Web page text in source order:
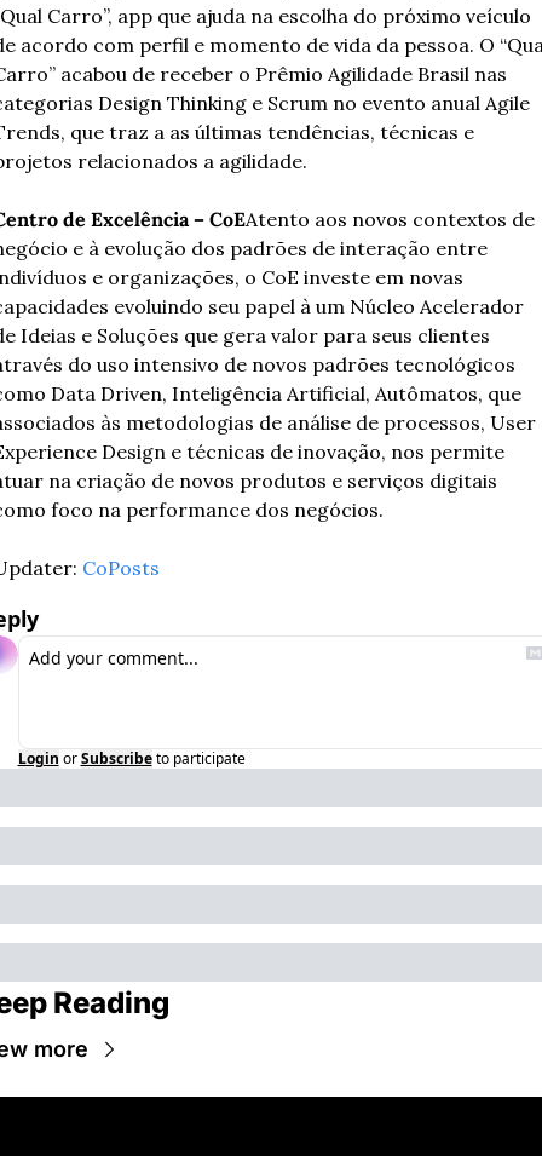
Carro”, app que ajuda na escolha do próximo veículo
acordo com perfil e momento de vida da pessoa. O
acabou de receber o Prêmio Agilidade Brasil nas
Design Thinking e Scrum no evento anual Agile
que traz a as últimas tendências, técnicas e
relacionados a agilidade.
de Excelência – CoEAtento aos novos contextos de
e à evolução dos padrões de interação entre
e organizações, o CoE investe em novas
evoluindo seu papel à um Núcleo Acelerador
Ideias e Soluções que gera valor para seus clientes
do uso intensivo de novos padrões tecnológicos
Data Driven, Inteligência Artificial, Autômatos, que
às metodologias de análise de processos, User
Design e técnicas de inovação, nos permite
na criação de novos produtos e serviços digitais
foco na performance dos negócios.
CoPosts
Login or Subscribe to participate
Reading
more